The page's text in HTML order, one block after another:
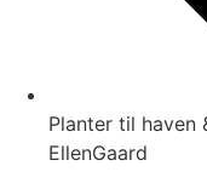
Planter til
EllenGaard